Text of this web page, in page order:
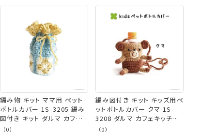
レビュー順
編み物 キット ママ用 ペット
ボトルカバー 1S-3205 編み
図付き キット ダルマ カフェ
キッチン ykt 手芸の山久
（0）
編み図付き キット キッズ用ペ
ットボトルカバー クマ 1S-
3208 ダルマ カフェキッチン
アクリル毛糸 ダルマ毛糸 横
（0）